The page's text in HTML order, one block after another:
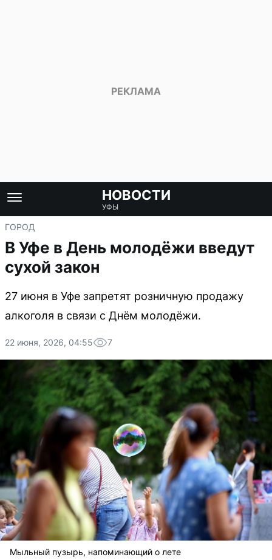
НОВОСТИ
УФЫ
ГОРОД
В Уфе в День молодёжи введут
сухой закон
27 июня в Уфе запретят розничную продажу
алкоголя в связи с Днём молодёжи.
22 июня, 2026, 04:55 7
Мыльный пузырь, напоминающий о лете